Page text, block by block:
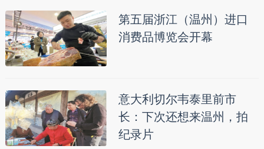
第五届浙江（温州）进口
消费品博览会开幕
意大利切尔韦泰里前市
长：下次还想来温州，拍
纪录片